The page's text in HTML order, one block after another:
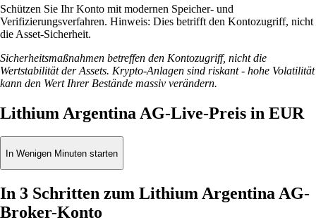
Schützen Sie Ihr Konto mit modernen Speicher- und
Verifizierungsverfahren. Hinweis: Dies betrifft den Kontozugriff, nicht
die Asset-Sicherheit.
Sicherheitsmaßnahmen betreffen den Kontozugriff, nicht die
Wertstabilität der Assets. Krypto-Anlagen sind riskant - hohe Volatilität
kann den Wert Ihrer Bestände massiv verändern.
Lithium Argentina AG-Live-Preis in EUR
In Wenigen Minuten starten
In 3 Schritten zum Lithium Argentina AG-
Broker-Konto